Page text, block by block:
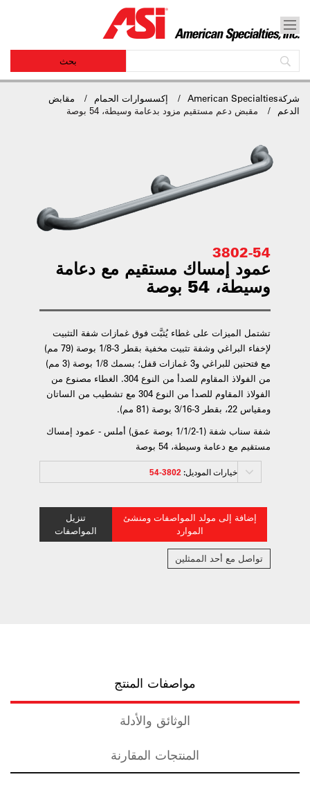
شركةAmerican Specialties إكسسوارات الحمام
مقابض
الدعم
مقبض دعم مستقيم مزود بدعامة وسيطة، 54 بوصة
3802-54
عمود إمساك مستقيم مع دعامة
وسيطة، 54 بوصة
تشتمل الميزات على غطاء يُثبَّت فوق غمازات شفة التثبيت
لإخفاء البراغي وشفة تثبيت مخفية بقطر 3-1/8 بوصة (79 مم)
مع فتحتين للبراغي و3 غمازات قفل؛ بسمك 1/8 بوصة (3 مم)
من الفولاذ المقاوم للصدأ من النوع 304. الغطاء مصنوع من
الفولاذ المقاوم للصدأ من النوع 304 مع تشطيب من الساتان
ومقياس 22، بقطر 3-3/16 بوصة (81 مم).
شفة سناب شفة (1-1/1/2 بوصة عمق) أملس - عمود إمساك
مستقيم مع دعامة وسيطة، 54 بوصة
خيارات الموديل: 3802-54
إضافة إلى مولد المواصفات ومنشئ
الموارد
تنزيل
المواصفات
تواصل مع أحد الممثلين
مواصفات المنتج
الوثائق والأدلة
المنتجات المقارنة